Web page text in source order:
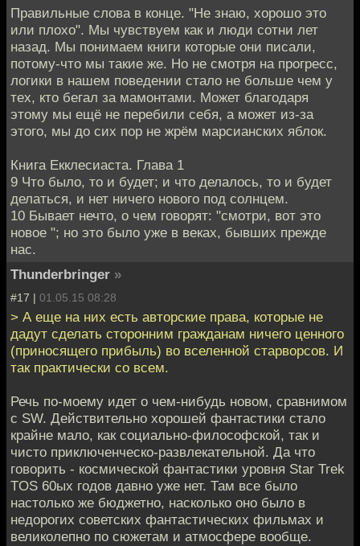
Правильные слова в конце. "Не знаю, хорошо это
или плохо". Мы чувствуем как и люди сотни лет
назад. Мы понимаем книги которые они писали,
потому-что мы такие же. Но не смотря на прогресс,
логики в нашем поведении стало не больше чем у
тех, кто бегал за мамонтами. Может благодаря
этому мы ещё не перебили себя, а может из-за
этого, мы до сих пор не жрём марсианских яблок.
Книга Екклесиаста. Глава 1
9 Что было, то и будет; и что делалось, то и будет
делаться, и нет ничего нового под солнцем.
10 Бывает нечто, о чем говорят: "смотри, вот это
новое "; но это было уже в веках, бывших прежде
нас.
Thunderbringer »
#17 | 01.05.15 08:28
> А еще на них есть авторские права, которые не
дадут сделать сторонним гражданам ничего ценного
(приносящего прибыль) во вселенной старворсов. И
так практически со всем.
Речь по-моему идет о чем-нибудь новом, сравнимом
с SW. Действительно хорошей фантастики стало
крайне мало, как социально-философской, так и
чисто приключенческо-развлекательной. Да что
говорить - космической фантастики уровня Star Trek
TOS 60ых годов давно уже нет. Там все было
настолько же бюджетно, насколько оно было в
недорогих советских фантастических фильмах и
великолепно по сюжетам и атмосфере вообще.